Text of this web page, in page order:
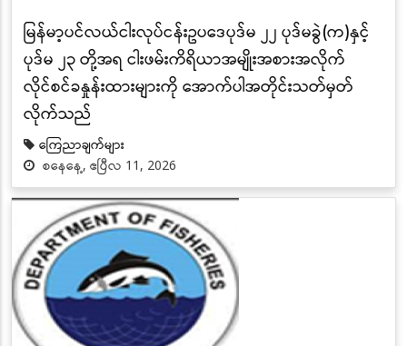
မြန်မာ့ပင်လယ်ငါးလုပ်ငန်းဥပဒေပုဒ်မ ၂၂ ပုဒ်မခွဲ(က)နှင့်
ပုဒ်မ ၂၃ တို့အရ ငါးဖမ်းကိရိယာအမျိုးအစားအလိုက်
လိုင်စင်ခနှုန်းထားများကို အောက်ပါအတိုင်းသတ်မှတ်
လိုက်သည်
ကြေညာချက်များ
စနေနေ့, ဧပြီလ 11, 2026